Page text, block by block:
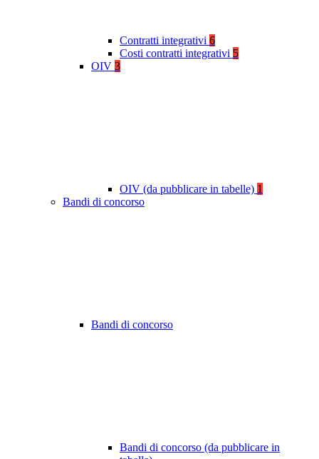
Contratti integrativi 6
Costi contratti integrativi 5
OIV 3
OIV (da pubblicare in tabelle) 1
Bandi di concorso
Bandi di concorso
Bandi di concorso (da pubblicare in